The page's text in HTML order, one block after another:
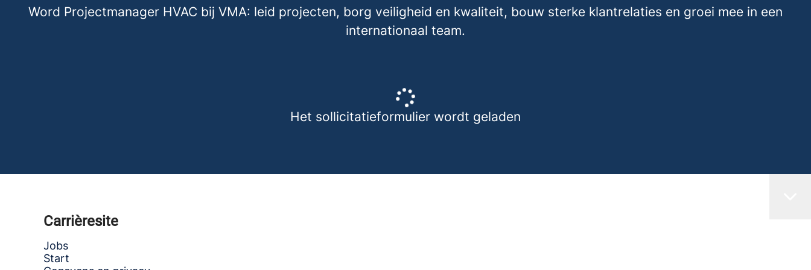
Word Projectmanager HVAC bij VMA: leid projecten, borg veiligheid en kwaliteit, bouw sterke klantrelaties en groei mee in een
internationaal team.
Het sollicitatieformulier wordt geladen
Carrièresite
Jobs
Start